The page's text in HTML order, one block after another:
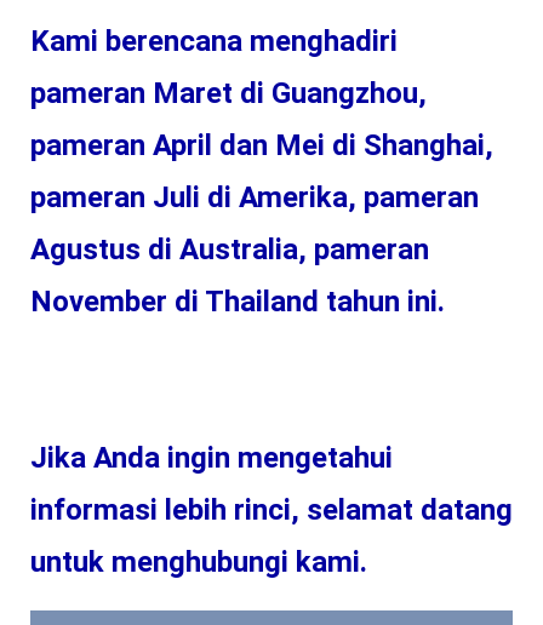
Kami berencana menghadiri
pameran Maret di Guangzhou,
pameran April dan Mei di Shanghai,
pameran Juli di Amerika, pameran
Agustus di Australia, pameran
Jika Anda ingin mengetahui
informasi lebih rinci, selamat datang